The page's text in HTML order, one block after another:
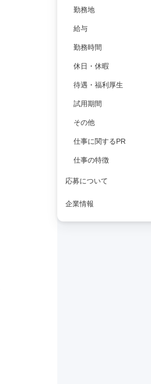
勤務地
給与
勤務時間
休日・休暇
待遇・福利厚生
試用期間
その他
仕事に関するPR
仕事の特徴
応募について
企業情報